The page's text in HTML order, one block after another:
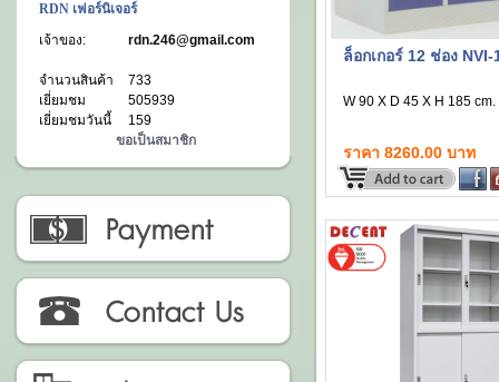
RDN เฟอร์นิเจอร์
เจ้าของ:
rdn.246@gmail.com
จำนวนสินค้า
733
เยี่ยมชม
505939
เยี่ยมชมวันนี้
159
ขอเป็นสมาชิก
ล็อกเกอร์ 12 ช่อง NVI-
W 90 X D 45 X H 185 cm.
ราคา 8260.00 บาท